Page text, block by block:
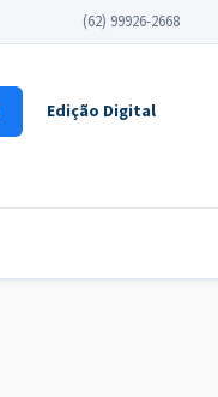
(62) 99926-2668
Edição Digital